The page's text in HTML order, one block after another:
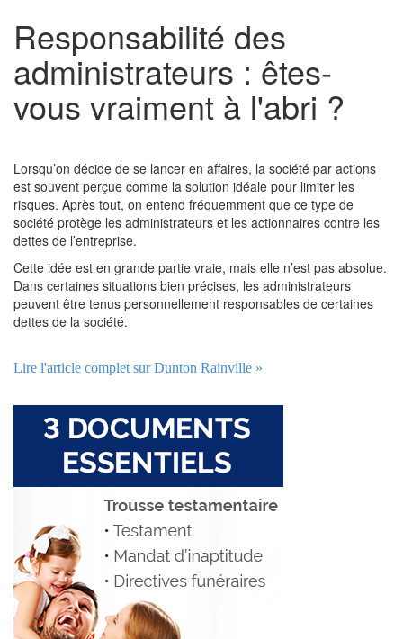
Responsabilité des
administrateurs : êtes-
vous vraiment à l'abri ?
Lorsqu’on décide de se lancer en affaires, la société par actions
est souvent perçue comme la solution idéale pour limiter les
risques. Après tout, on entend fréquemment que ce type de
société protège les administrateurs et les actionnaires contre les
dettes de l’entreprise.
Cette idée est en grande partie vraie, mais elle n’est pas absolue.
Dans certaines situations bien précises, les administrateurs
peuvent être tenus personnellement responsables de certaines
dettes de la société.
Lire l'article complet sur Dunton Rainville »